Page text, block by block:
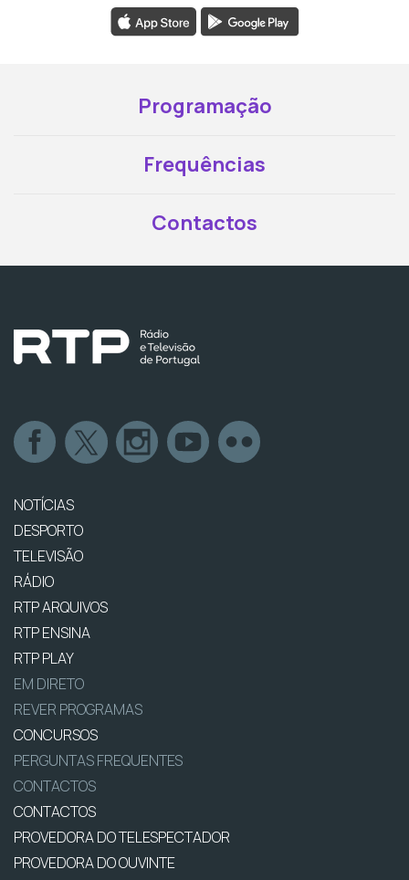
Programação
Frequências
Contactos
NOTÍCIAS
DESPORTO
TELEVISÃO
RÁDIO
RTP ARQUIVOS
RTP ENSINA
RTP PLAY
EM DIRETO
REVER PROGRAMAS
CONCURSOS
PERGUNTAS FREQUENTES
CONTACTOS
CONTACTOS
PROVEDORA DO TELESPECTADOR
PROVEDORA DO OUVINTE